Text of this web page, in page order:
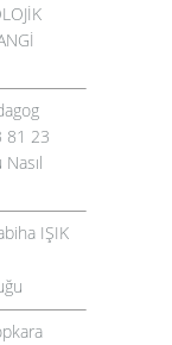
81 23
IŞIK